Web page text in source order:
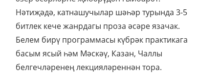
Нәтиҗәдә, катнашучылар шәһәр турында 3-5
битлек кече жанрдагы проза әсәре язачак.
Белем бирү программасы күбрәк практикага
басым ясый һәм Мәскәү, Казан, Чаллы
белгечләренең лекцияләреннән тора.